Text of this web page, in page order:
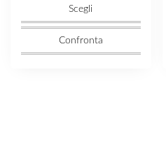
Scegli
Confronta